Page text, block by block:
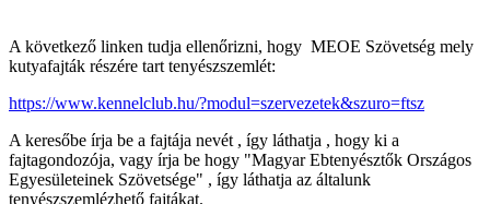
A következő linken tudja ellenőrizni, hogy MEOE Szövetség mely
kutyafajták részére tart tenyészszemlét:
https://www.kennelclub.hu/?modul=szervezetek&szuro=ftsz
A keresőbe írja be a fajtája nevét , így láthatja , hogy ki a
fajtagondozója, vagy írja be hogy "Magyar Ebtenyésztők Országos
Egyesületeinek Szövetsége" , így láthatja az általunk
tenyészszemlézhető fajtákat.